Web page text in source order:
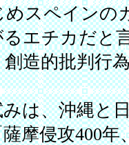
めスペインの
エチカだと
造的批判行
は、沖縄と
摩侵攻400